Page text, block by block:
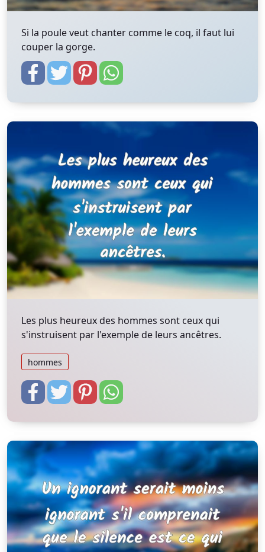
Si la poule veut chanter comme le coq, il faut lui
couper la gorge.
Les plus heureux des hommes sont ceux qui
s'instruisent par l'exemple de leurs ancêtres.
hommes